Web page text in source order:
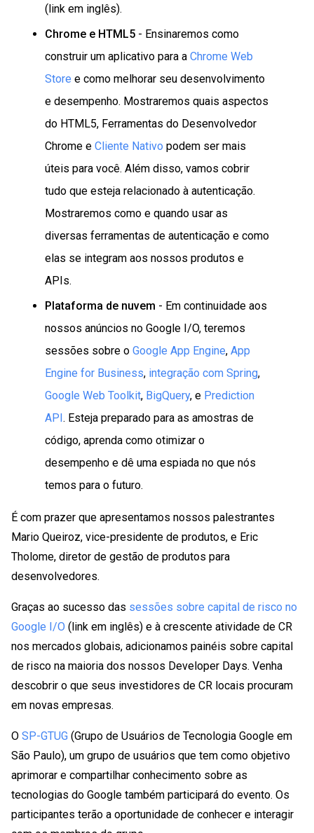
(link em inglês).
Chrome e HTML5 - Ensinaremos como
construir um aplicativo para a Chrome Web
Store e como melhorar seu desenvolvimento
e desempenho. Mostraremos quais aspectos
do HTML5, Ferramentas do Desenvolvedor
Chrome e Cliente Nativo podem ser mais
úteis para você. Além disso, vamos cobrir
tudo que esteja relacionado à autenticação.
Mostraremos como e quando usar as
diversas ferramentas de autenticação e como
elas se integram aos nossos produtos e
APIs.
Plataforma de nuvem - Em continuidade aos
nossos anúncios no Google I/O, teremos
sessões sobre o Google App Engine, App
Engine for Business, integração com Spring,
Google Web Toolkit, BigQuery, e Prediction
API. Esteja preparado para as amostras de
código, aprenda como otimizar o
desempenho e dê uma espiada no que nós
temos para o futuro.
É com prazer que apresentamos nossos palestrantes
Mario Queiroz, vice-presidente de produtos, e Eric
Tholome, diretor de gestão de produtos para
desenvolvedores.
Graças ao sucesso das sessões sobre capital de risco no
Google I/O (link em inglês) e à crescente atividade de CR
nos mercados globais, adicionamos painéis sobre capital
de risco na maioria dos nossos Developer Days. Venha
descobrir o que seus investidores de CR locais procuram
em novas empresas.
O SP-GTUG (Grupo de Usuários de Tecnologia Google em
São Paulo), um grupo de usuários que tem como objetivo
aprimorar e compartilhar conhecimento sobre as
tecnologias do Google também participará do evento. Os
participantes terão a oportunidade de conhecer e interagir